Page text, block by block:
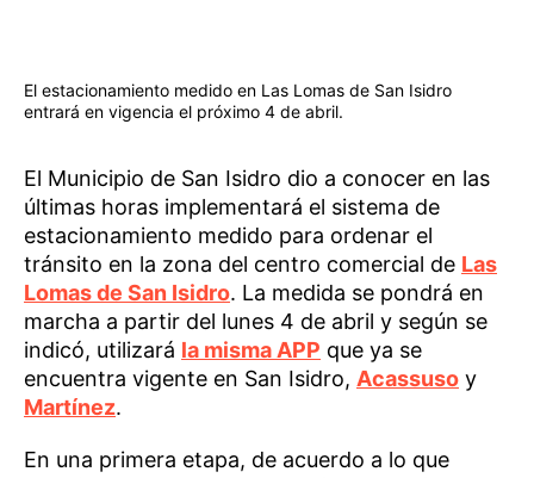
El estacionamiento medido en Las Lomas de San Isidro
entrará en vigencia el próximo 4 de abril.
El Municipio de San Isidro dio a conocer en las
últimas horas implementará el sistema de
estacionamiento medido para ordenar el
tránsito en la zona del centro comercial de Las
Lomas de San Isidro. La medida se pondrá en
marcha a partir del lunes 4 de abril y según se
indicó, utilizará la misma APP que ya se
encuentra vigente en San Isidro, Acassuso y
Martínez.
En una primera etapa, de acuerdo a lo que